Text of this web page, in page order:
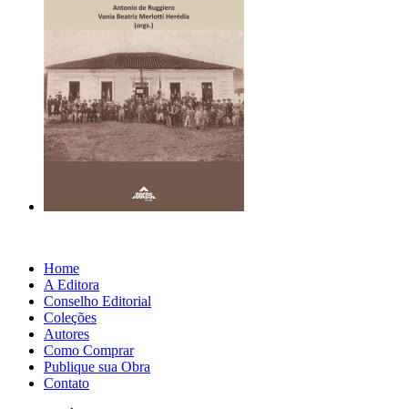
Home
A Editora
Conselho Editorial
Coleções
Autores
Como Comprar
Publique sua Obra
Contato